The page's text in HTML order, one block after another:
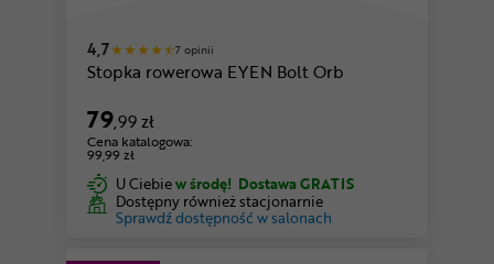
4,7 7 opinii
Stopka rowerowa EYEN Bolt Orb
79,99 zł
Cena katalogowa:
99,99 zł
U Ciebiew środę! Dostawa GRATIS
Dostępny również stacjonarnie
Sprawdź dostępność w salonach